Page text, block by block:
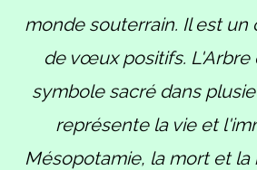
monde souterrain. Il est un
de vœux positifs. L'Arbre
symbole sacré dans
représente la vie et
Mésopotamie, la mort et la